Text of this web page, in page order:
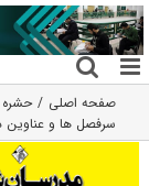
رفتن
به
محتوا
صفحه اصلی
سرفصل ها و عناوین